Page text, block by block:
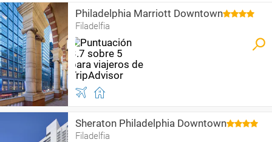
Philadelphia Marriott Downtown
Filadelfia
Sheraton Philadelphia Downtown
Filadelfia